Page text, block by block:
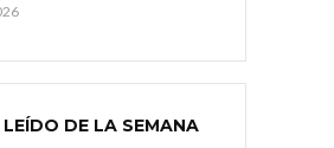
DE LA SEMANA